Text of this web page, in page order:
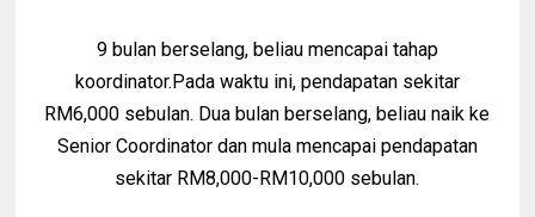
9 bulan berselang, beliau mencapai tahap
koordinator.Pada waktu ini, pendapatan sekitar
RM6,000 sebulan. Dua bulan berselang, beliau naik ke
Senior Coordinator dan mula mencapai pendapatan
sekitar RM8,000-RM10,000 sebulan.